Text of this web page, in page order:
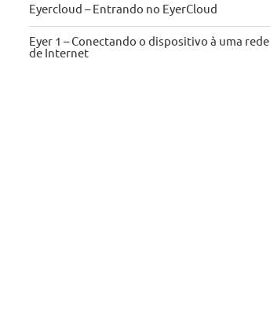
Eyercloud – Entrando no EyerCloud
Eyer 1 – Conectando o dispositivo à uma rede
de Internet